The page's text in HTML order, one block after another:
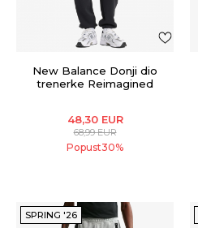
New Balance Donji dio
trenerke Reimagined
48,30 EUR
68,99EUR
Popust30%
SPRING '26